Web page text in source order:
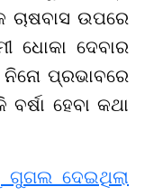
ଚାଷବାସ ଉପରେ
ଧୋକା ଦେବାର
ପ୍ରଭାବରେ
ହେବା କଥା
ଗୁଗଲ ଦେଇଥିଲା